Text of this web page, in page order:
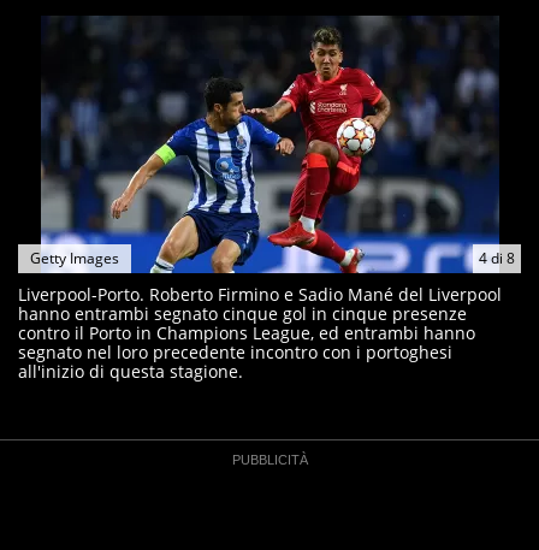
4di 8
Getty Images
Liverpool-Porto. Roberto Firmino e Sadio Mané del Liverpool
hanno entrambi segnato cinque gol in cinque presenze
contro il Porto in Champions League, ed entrambi hanno
segnato nel loro precedente incontro con i portoghesi
all'inizio di questa stagione.